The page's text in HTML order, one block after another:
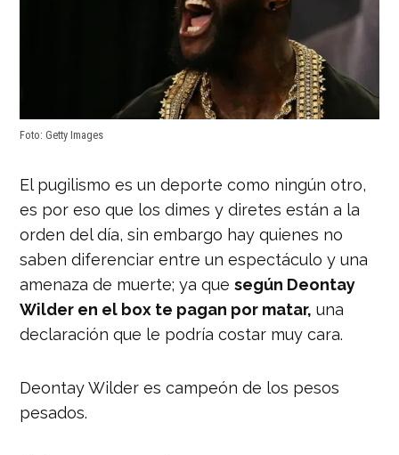
Foto: Getty Images
El pugilismo es un deporte como ningún otro,
es por eso que los dimes y diretes están a la
orden del día, sin embargo hay quienes no
saben diferenciar entre un espectáculo y una
amenaza de muerte; ya quesegún Deontay
Wilder en el box te pagan por matar, una
declaración que le podría costar muy cara.
Deontay Wilder es campeón de los pesos
pesados.